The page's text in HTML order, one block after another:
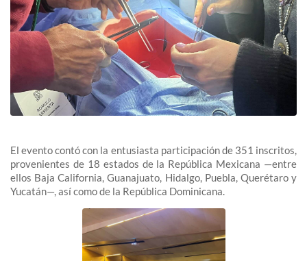
El evento contó con la entusiasta participación de 351 inscritos,
provenientes de 18 estados de la República Mexicana —entre
ellos Baja California, Guanajuato, Hidalgo, Puebla, Querétaro y
Yucatán—, así como de la República Dominicana.